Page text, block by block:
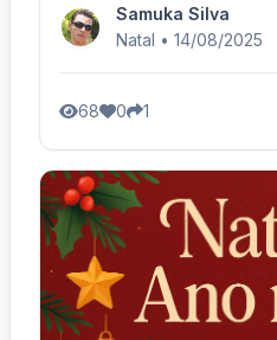
Samuka Silva
Natal • 14/08/2025
68 0 1